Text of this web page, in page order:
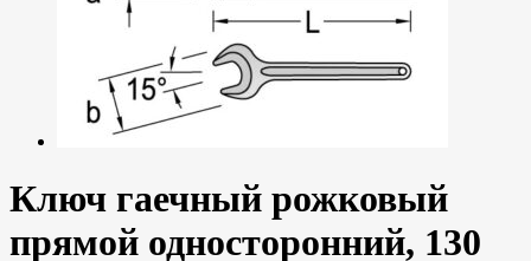
Ключ гаечный рожковый
прямой односторонний, 130